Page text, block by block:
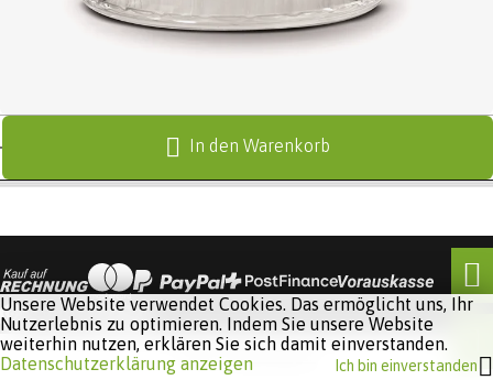
In den Warenkorb
Software:
Unsere Website verwendet Cookies. Das ermöglicht uns, Ihr
Nutzerlebnis zu optimieren. Indem Sie unsere Website
weiterhin nutzen, erklären Sie sich damit einverstanden.
Datenschutzerklärung anzeigen
Ich bin einverstanden